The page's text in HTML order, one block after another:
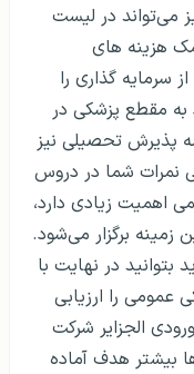
2020-2021 ایران نیز می‌تواند در لیست
هزینه های
سرمایه گذاری را
برای ورود به مقطع پزشکی در
پذیرش تحصیلی نیز
نمرات شما در دروس
اهمیت زیادی دارد،
زمینه برگزار می‌شود.
است و باید بتوانید در نهایت با
را ارزیابی
الجزایر شرکت
بیشتر هدف آماده